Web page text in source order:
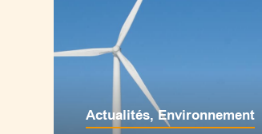
Actualités,Environnement